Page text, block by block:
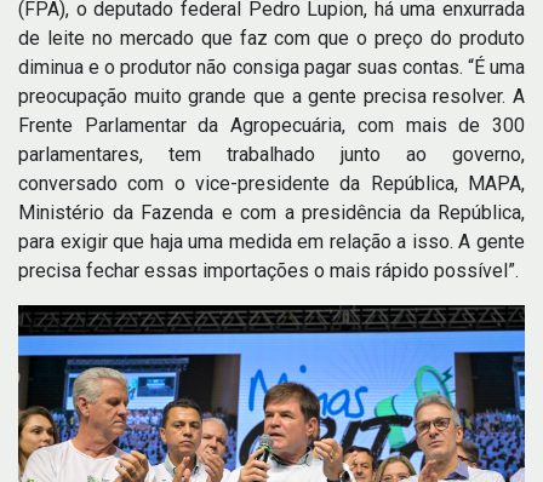
(FPA), o deputado federal Pedro Lupion, há uma enxurrada
de leite no mercado que faz com que o preço do produto
diminua e o produtor não consiga pagar suas contas. “É uma
preocupação muito grande que a gente precisa resolver. A
Frente Parlamentar da Agropecuária, com mais de 300
parlamentares, tem trabalhado junto ao governo,
conversado com o vice-presidente da República, MAPA,
Ministério da Fazenda e com a presidência da República,
para exigir que haja uma medida em relação a isso. A gente
precisa fechar essas importações o mais rápido possível”.